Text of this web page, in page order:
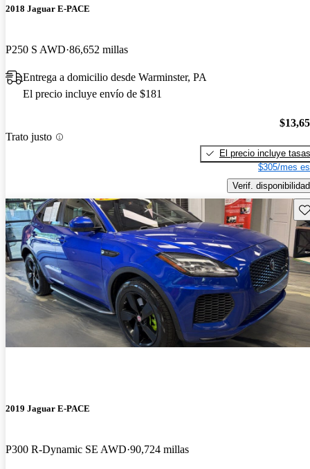
2018 Jaguar E-PACE
P250 S AWD 86,652 millas
Entrega a domicilio desde Warminster, PA
El precio incluye envío de $181
Trato justo
El precio incluye tasas
$305/mes
Verif. disponibilidad
2019 Jaguar E-PACE
P300 R-Dynamic SE AWD 90,724 millas